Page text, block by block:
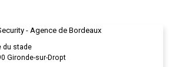
- Agence de Bordeaux
du stade
Gironde-sur-Dropt